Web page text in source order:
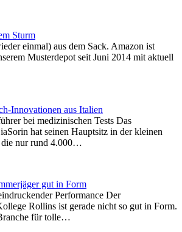
Sturm
einmal) aus dem Sack. Amazon ist
Musterdepot seit Juni 2014 mit aktuell
Innovationen aus Italien
bei medizinischen Tests Das
hat seinen Hauptsitz in der kleinen
die nur rund 4.000…
gut in Form
Performance Der
Rollins ist gerade nicht so gut in Form.
für tolle…